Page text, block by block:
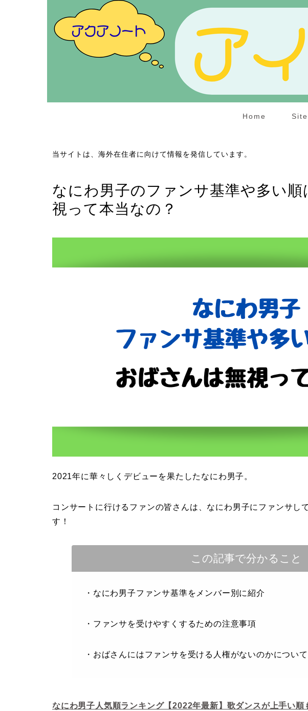
Home
当サイトは、海外在住者に向けて情報を発信しています。
なにわ男子のファンサ基準や多い
視って本当なの？
2021年に華々しくデビューを果たしたなにわ男子。
コンサートに行けるファンの皆さんは、なにわ男子にファンサし
す！
この記事で分かること
・なにわ男子ファンサ基準をメンバー別に紹介
・ファンサを受けやすくするための注意事項
・おばさんにはファンサを受ける人権がないのかについて
なにわ男子人気順ランキング【2022年最新】歌ダンスが上手い順